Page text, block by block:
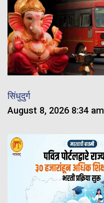
सिंधुदुर्ग
August 8, 2026 8:34 am